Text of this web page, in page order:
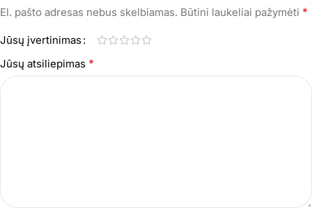
El. pašto adresas nebus skelbiamas. Būtini laukeliai pažymėti *
Jūsų įvertinimas
Jūsų atsiliepimas *